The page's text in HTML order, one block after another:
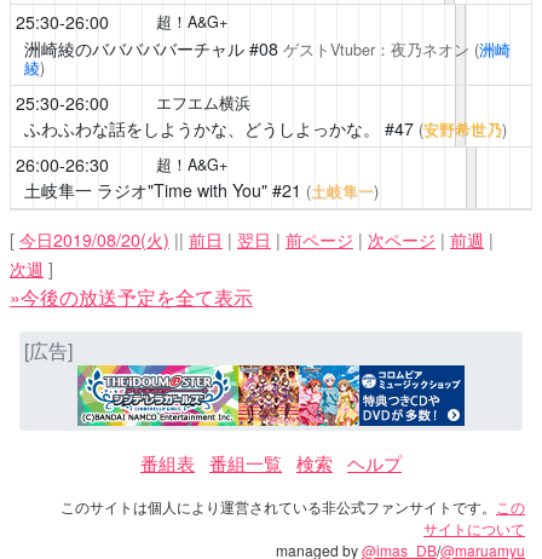
25:30-26:00 超！A&G+
洲崎綾のバババババーチャル#08 ゲストVtuber：夜乃ネオン (洲崎
綾)
25:30-26:00 エフエム横浜
ふわふわな話をしようかな、どうしよっかな。 #47 (安野希世乃)
26:00-26:30 超！A&G+
土岐隼一 ラジオ"Time with You"#21 (土岐隼一)
[ 今日2019/08/20(火) || 前日 | 翌日 | 前ページ | 次ページ | 前週 |
次週 ]
»今後の放送予定を全て表示
[広告]
番組表 番組一覧 検索 ヘルプ
このサイトは個人により運営されている非公式ファンサイトです。
この
サイトについて
managed by@imas_DB/@maruamyu